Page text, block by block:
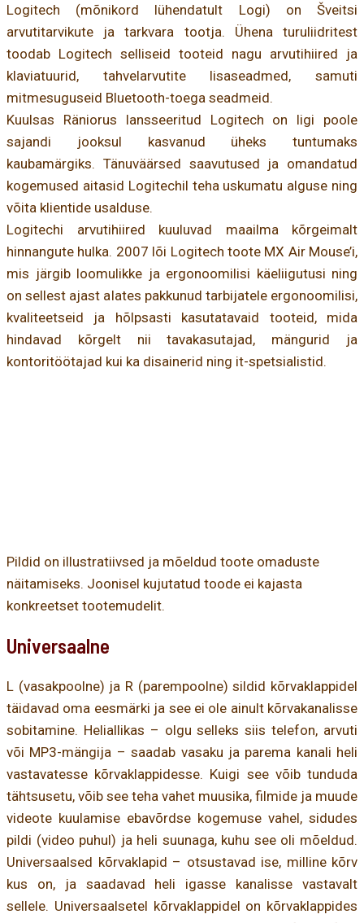
Logitech (mõnikord lühendatult Logi) on Šveitsi
arvutitarvikute ja tarkvara tootja. Ühena turuliidritest
toodab Logitech selliseid tooteid nagu arvutihiired ja
klaviatuurid, tahvelarvutite lisaseadmed, samuti
mitmesuguseid Bluetooth-toega seadmeid.
Kuulsas Räniorus lansseeritud Logitech on ligi poole
sajandi jooksul kasvanud üheks tuntumaks
kaubamärgiks. Tänuväärsed saavutused ja omandatud
kogemused aitasid Logitechil teha uskumatu alguse ning
võita klientide usalduse.
Logitechi arvutihiired kuuluvad maailma kõrgeimalt
hinnangute hulka. 2007 lõi Logitech toote MX Air Mouse’i,
mis järgib loomulikke ja ergonoomilisi käeliigutusi ning
on sellest ajast alates pakkunud tarbijatele ergonoomilisi,
kvaliteetseid ja hõlpsasti kasutatavaid tooteid, mida
hindavad kõrgelt nii tavakasutajad, mängurid ja
kontoritöötajad kui ka disainerid ning it-spetsialistid.
Pildid on illustratiivsed ja mõeldud toote omaduste
näitamiseks. Joonisel kujutatud toode ei kajasta
konkreetset tootemudelit.
Universaalne
L (vasakpoolne) ja R (parempoolne) sildid kõrvaklappidel
täidavad oma eesmärki ja see ei ole ainult kõrvakanalisse
sobitamine. Heliallikas – olgu selleks siis telefon, arvuti
või MP3-mängija – saadab vasaku ja parema kanali heli
vastavatesse kõrvaklappidesse. Kuigi see võib tunduda
tähtsusetu, võib see teha vahet muusika, filmide ja muude
videote kuulamise ebavõrdse kogemuse vahel, sidudes
pildi (video puhul) ja heli suunaga, kuhu see oli mõeldud.
Universaalsed kõrvaklapid – otsustavad ise, milline kõrv
kus on, ja saadavad heli igasse kanalisse vastavalt
sellele. Universaalsetel kõrvaklappidel on kõrvaklappides